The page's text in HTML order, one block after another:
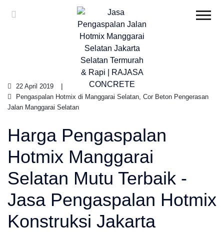
22 April 2019
Pengaspalan Hotmix di Manggarai Selatan, Cor Beton Pengerasan
Jalan Manggarai Selatan
Harga Pengaspalan
Hotmix Manggarai
Selatan Mutu Terbaik -
Jasa Pengaspalan Hotmix
Konstruksi Jakarta